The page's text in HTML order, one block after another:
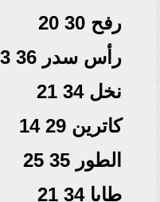
رفح 30 20
رأس سدر 36 23
نخل 34 21
كاترين 29 14
الطور 35 25
طابا 34 21